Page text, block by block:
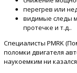
перегрев или
видимые следы
протечке и т.д..
Специалисты PMRK
поломки двигателя
наукоемким ни